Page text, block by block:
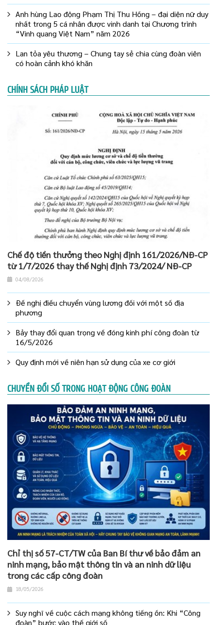
Anh hùng Lao động Phạm Thị Thu Hồng – đại diện nữ duy
nhất trong 5 cá nhân được vinh danh tại Chương trình
“Vinh quang Việt Nam” năm 2026
Lan tỏa yêu thương – Chung tay sẻ chia cùng đoàn viên
có hoàn cảnh khó khăn
CHÍNH SÁCH PHÁP LUẬT
Chế độ tiền thưởng theo Nghị định 161/2026/NĐ-CP
từ 1/7/2026 thay thế Nghị định 73/2024/ NĐ-CP
04/08/2026
Đề nghị điều chuyển vùng lương đối với một số địa
phương
Bảy thay đổi quan trọng về đóng kinh phí công đoàn từ
16/5/2026
Quy định mới về niên hạn sử dụng của xe cơ giới
CHUYỂN ĐỔI SỐ TRONG HOẠT ĐỘNG CÔNG ĐOÀN
Chỉ thị số 57-CT/TW của Ban Bí thư về bảo đảm an
ninh mạng, bảo mật thông tin và an ninh dữ liệu
trong các cấp công đoàn
18/05/2026
Suy nghĩ về cuộc cách mạng không tiếng ồn: Khi “Công
đoàn” bước vào thế giới số